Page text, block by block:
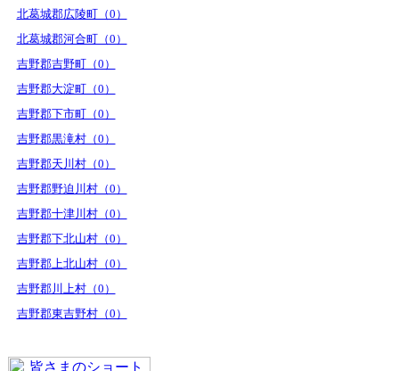
北葛城郡広陵町（0）
北葛城郡河合町（0）
吉野郡吉野町（0）
吉野郡大淀町（0）
吉野郡下市町（0）
吉野郡黒滝村（0）
吉野郡天川村（0）
吉野郡野迫川村（0）
吉野郡十津川村（0）
吉野郡下北山村（0）
吉野郡上北山村（0）
吉野郡川上村（0）
吉野郡東吉野村（0）